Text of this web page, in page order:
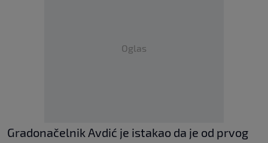
Oglas
Gradonačelnik Avdić je istakao da je od prvog